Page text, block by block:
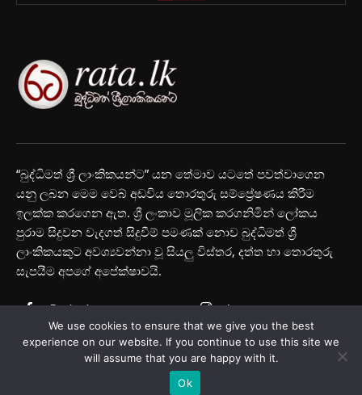
“බුද්ධිමත් ශ්‍රී ලාංකිකයන්ට” යන තේමාව යටතේ පවත්වාගෙන
යනු ලබන මෙම වෙබ් අඩවිය තොරතුරු සම්ප්‍රේෂණය කිරීම
ඉලක්ක කරගෙන ඇත. ශ්‍රී ලංකාව මූලික කරගනිමින් ලෝකය
පුරාම සිදුවන වැදගත් සිදුවීම් පමණක් නොව බුද්ධිමත් ශ්‍රී
ලාංකිකයකුට අවශ්‍යවන්නා වූ සියලු විස්තර, දත්ත හා තොරතුරු
සැපයීම අපගේ අපේක්ෂාවයි.
Youtube
We use cookies to ensure that we give you the best
experience on our website. If you continue to use this site we
will assume that you are happy with it.
Ok